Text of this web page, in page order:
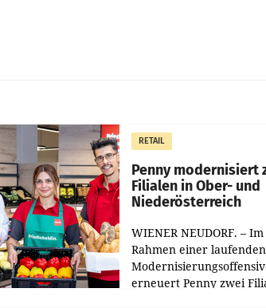
RETAIL
Penny modernisiert
Filialen in Ober- und
Niederösterreich
WIENER NEUDORF. – Im
Rahmen einer laufenden
erneuert Penny zwei